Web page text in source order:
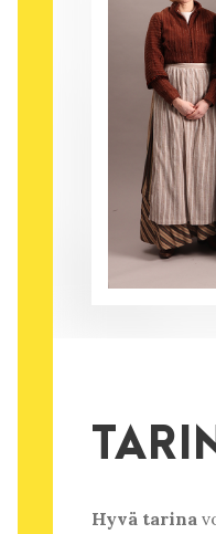
Hyvä tarina